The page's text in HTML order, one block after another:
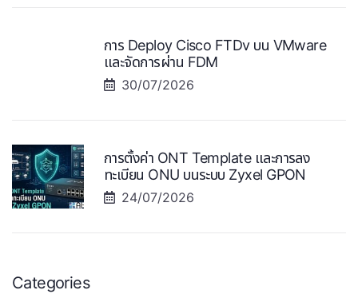
การ Deploy Cisco FTDv บน VMware
และจัดการผ่าน FDM
30/07/2026
การตั้งค่า ONT Template และการลง
ทะเบียน ONU บนระบบ Zyxel GPON
24/07/2026
Categories